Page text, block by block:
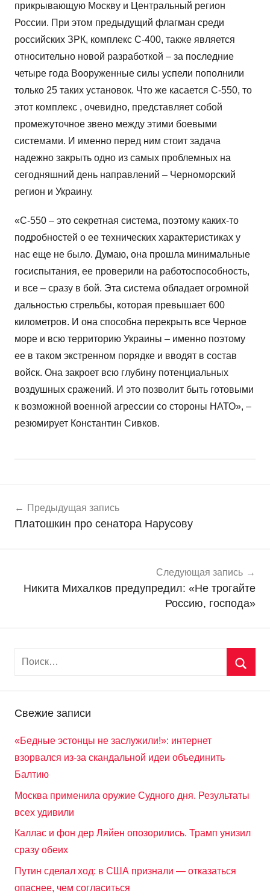
прикрывающую Москву и Центральный регион
России. При этом предыдущий флагман среди
российских ЗРК, комплекс С-400, также является
относительно новой разработкой – за последние
четыре года Вооруженные силы успели пополнили
только 25 таких установок. Что же касается С-550, то
этот комплекс , очевидно, представляет собой
промежуточное звено между этими боевыми
системами. И именно перед ним стоит задача
надежно закрыть одно из самых проблемных на
сегодняшний день направлений – Черноморский
регион и Украину.
«С-550 – это секретная система, поэтому каких-то
подробностей о ее технических характеристиках у
нас еще не было. Думаю, она прошла минимальные
госиспытания, ее проверили на работоспособность,
и все – сразу в бой. Эта система обладает огромной
дальностью стрельбы, которая превышает 600
километров. И она способна перекрыть все Черное
море и всю территорию Украины – именно поэтому
ее в таком экстренном порядке и вводят в состав
войск. Она закроет всю глубину потенциальных
воздушных сражений. И это позволит быть готовыми
к возможной военной агрессии со стороны НАТО», –
резюмирует Константин Сивков.
о
в
по
Предыдущая запись
Платошкин про сенатора Нарусову
Следующая запись
Никита Михалков предупредил: «Не трогайте
Россию, господа»
Свежие записи
«Бедные эстонцы не заслужили!»: интернет
взорвался из-за скандальной идеи объединить
Балтию
Москва применила оружие Судного дня. Результаты
всех удивили
Каллас и фон дер Ляйен опозорились. Трамп унизил
сразу обеих
Путин сделал ход: в США признали — отказаться
опаснее, чем согласиться